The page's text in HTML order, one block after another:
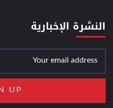
النشرة الإخبارية